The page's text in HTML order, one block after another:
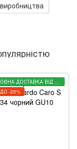
виробництва
БЕЗКОШТОВНА ДОСТАВКА ВІД 3000 ГРН
-20%